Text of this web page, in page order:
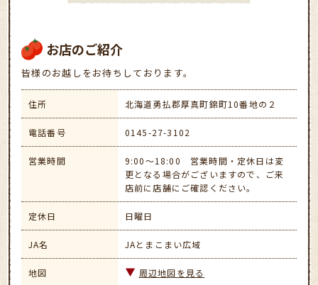
お店のご紹介
皆様のお越しをお待ちしております。
住所 北海道勇払郡厚真町錦町10番地の２
電話番号 0145-27-3102
営業時間
9:00～18:00 営業時間・定休日は変
更となる場合がございますので、ご来
店前に店舗にご確認ください。
定休日 日曜日
JA名 JAとまこまい広域
地図 周辺地図を見る